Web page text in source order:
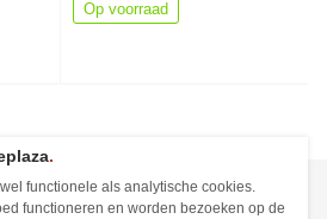
Op voorraad
kop koffie of espresso naar een
.
functionele als analytische cookies.
functioneren en worden bezoeken op de